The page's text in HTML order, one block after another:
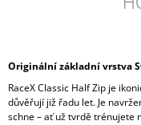
Originální základní vrstva
RaceX Classic Half Zip je
důvěřují již řadu let. Je
schne – ať už tvrdě trénujete